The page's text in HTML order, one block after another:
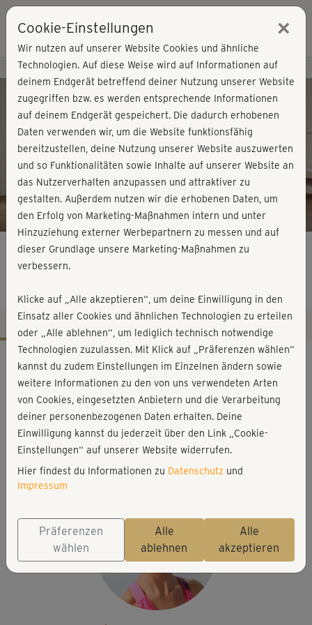
Play
Video
Kursvorschau - Jetzt mitmachen!
Happy Knie Workout - komplett
Workout-Facts
leicht
60 Min
248 kcal
Barbara Spritzendorfer
Matte, Stuhl
Cookie-Einstellungen ×
Wir nutzen auf unserer Website Cookies und ähnliche
Technologien. Auf diese Weise wird auf Informationen auf
deinem Endgerät betreffend deiner Nutzung unserer Website
zugegriffen bzw. es werden entsprechende Informationen
auf deinem Endgerät gespeichert. Die dadurch erhobenen
Daten verwenden wir, um die Website funktionsfähig
bereitzustellen, deine Nutzung unserer Website auszuwerten
und so Funktionalitäten sowie Inhalte auf unserer Website an
das Nutzerverhalten anzupassen und attraktiver zu
gestalten. Außerdem nutzen wir die erhobenen Daten, um
den Erfolg von Marketing-Maßnahmen intern und unter
Hinzuziehung externer Werbepartnern zu messen und auf
dieser Grundlage unsere Marketing-Maßnahmen zu
verbessern.
Klicke auf „Alle akzeptieren“, um deine Einwilligung in den
Einsatz aller Cookies und ähnlichen Technologien zu erteilen
oder „Alle ablehnen“, um lediglich technisch notwendige
Technologien zuzulassen. Mit Klick auf „Präferenzen wählen“
kannst du zudem Einstellungen im Einzelnen ändern sowie
weitere Informationen zu den von uns verwendeten Arten
von Cookies, eingesetzten Anbietern und die Verarbeitung
deiner personenbezogenen Daten erhalten. Deine
Einwilligung kannst du jederzeit über den Link „Cookie-
Einstellungen“ auf unserer Website widerrufen.
Hier findest du Informationen zu Datenschutz und
Impressum
Präferenzen
wählen
Alle
ablehnen
Alle
akzeptieren